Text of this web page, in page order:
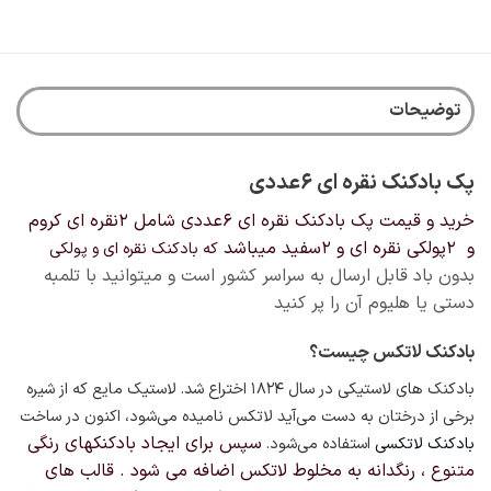
توضیحات
پک بادکنک نقره ای ۶عددی
خرید و قیمت پک بادکنک نقره ای ۶عددی شامل ۲نقره ای کروم
و ۲پولکی نقره ای و ۲سفید میباشد
که بادکنک نقره ای و پولکی
بدون باد قابل ارسال به سراسر کشور است و میتوانید با تلمبه
دستی یا هلیوم آن را پر کنید
بادکنک لاتکس چیست؟
بادکنک های لاستیکی در سال ۱۸۲۴
اختراع شد. لاستیک مایع که از شیره
برخی از درختان به دست می‌آید لاتکس نامیده می‌شود، اکنون در ساخت
بادکنک لاتکسی استفاده می‌شود. سپس برای ایجاد بادکنکهای رنگی
متنوع ، رنگدانه به مخلوط لاتکس اضافه می شود . قالب های